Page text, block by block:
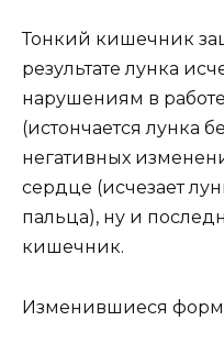
Тонкий кишечник
результате лунка
нарушениям в
(истончается лунка
негативных
сердце (исчезает
пальца), ну и
кишечник.
Изменившиеся